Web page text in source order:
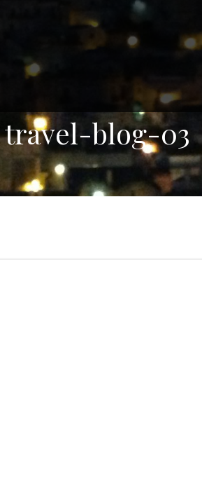
travel-blog-03